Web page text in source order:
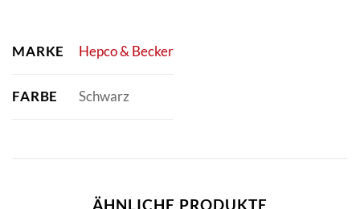
MARKE Hepco & Becker
FARBE Schwarz
ÄHNLICHE PRODUKTE